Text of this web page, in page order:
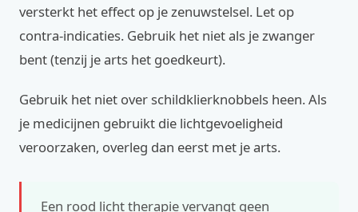
versterkt het effect op je zenuwstelsel. Let op
contra-indicaties. Gebruik het niet als je zwanger
bent (tenzij je arts het goedkeurt).
Gebruik het niet over schildklierknobbels heen. Als
je medicijnen gebruikt die lichtgevoeligheid
veroorzaken, overleg dan eerst met je arts.
Een rood licht therapie vervangt geen